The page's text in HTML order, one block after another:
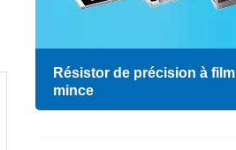
Résistor de précision à film
mince